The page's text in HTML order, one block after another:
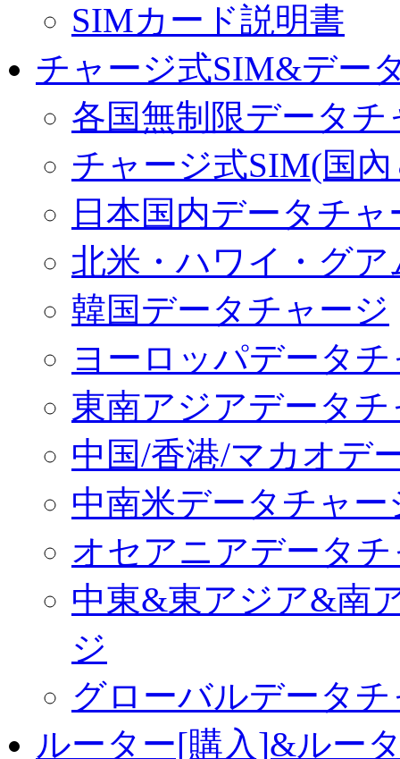
SIMカード説明書
チャージ式SIM&デー
各国無制限データチ
チャージ式SIM(国
日本国内データチャ
北米・ハワイ・グ
韓国データチャージ
ヨーロッパデータ
東南アジアデータチ
中国/香港/マカオデ
中南米データチャー
オセアニアデータ
中東&東アジア&南
ジ
グローバルデータ
ルーター[購入]&ルー